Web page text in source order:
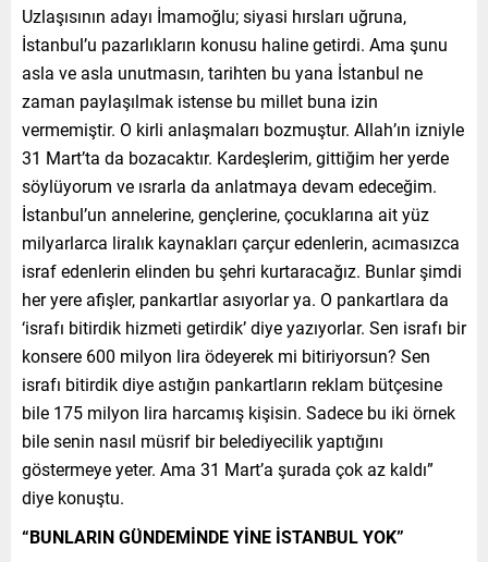
Uzlaşısının adayı İmamoğlu; siyasi hırsları uğruna,
İstanbul’u pazarlıkların konusu haline getirdi. Ama şunu
asla ve asla unutmasın, tarihten bu yana İstanbul ne
zaman paylaşılmak istense bu millet buna izin
vermemiştir. O kirli anlaşmaları bozmuştur. Allah’ın izniyle
31 Mart’ta da bozacaktır. Kardeşlerim, gittiğim her yerde
söylüyorum ve ısrarla da anlatmaya devam edeceğim.
İstanbul’un annelerine, gençlerine, çocuklarına ait yüz
milyarlarca liralık kaynakları çarçur edenlerin, acımasızca
israf edenlerin elinden bu şehri kurtaracağız. Bunlar şimdi
her yere afişler, pankartlar asıyorlar ya. O pankartlara da
‘israfı bitirdik hizmeti getirdik’ diye yazıyorlar. Sen israfı bir
konsere 600 milyon lira ödeyerek mi bitiriyorsun? Sen
israfı bitirdik diye astığın pankartların reklam bütçesine
bile 175 milyon lira harcamış kişisin. Sadece bu iki örnek
bile senin nasıl müsrif bir belediyecilik yaptığını
göstermeye yeter. Ama 31 Mart’a şurada çok az kaldı”
diye konuştu.
“BUNLARIN GÜNDEMİNDE YİNE İSTANBUL YOK”